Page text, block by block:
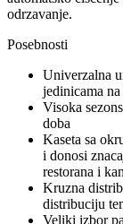
odrzavanje.
Posebnosti
Univerzalna
jedinicama
Visoka
doba
Kaseta sa
i donosi
restorana i
Kruzna
distribuciju
Veliki izbor